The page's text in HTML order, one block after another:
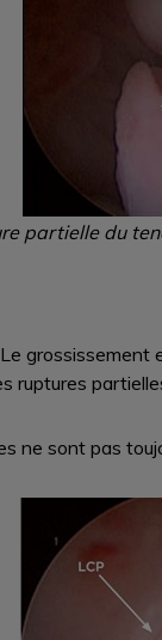
partielle du
grossissement
ruptures
ne sont pas